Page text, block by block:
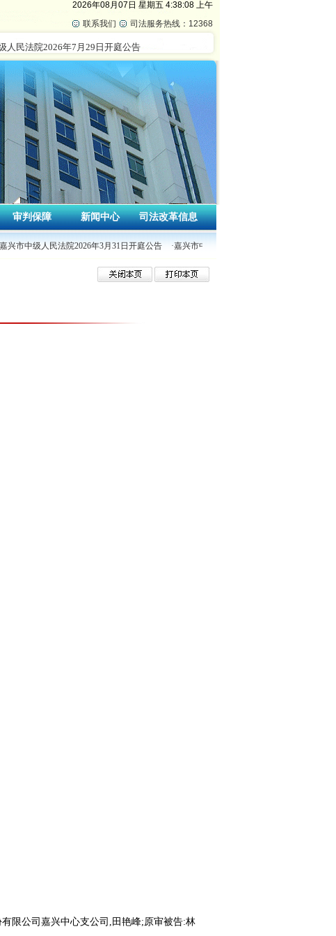
2026年08月07日 星期五 4:38:08 上午
联系我们
司法服务热线：12368
审判保障 新闻中心 司法改革信息
嘉兴市中级人民法院2026年3月31日开庭公告 ·嘉兴市中级人民法院2026年3月30日开庭公告
限公司嘉兴中心支公司,田艳峰;原审被告:林